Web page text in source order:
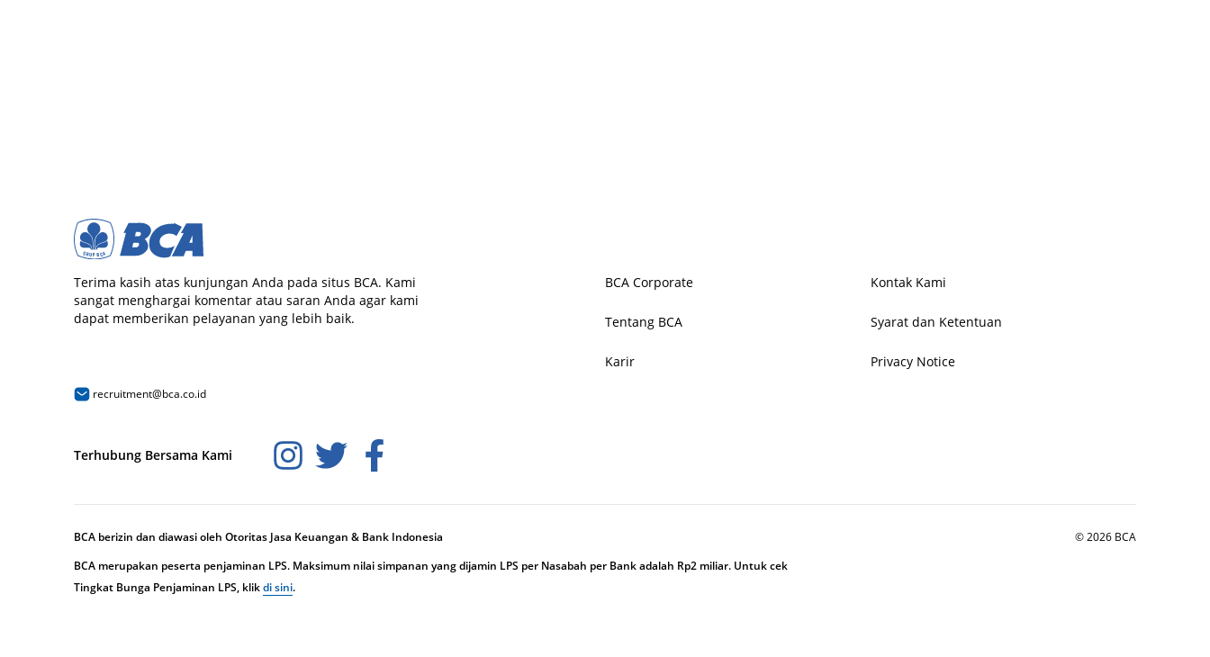
Terima kasih atas kunjungan Anda pada situs BCA. Kami
sangat menghargai komentar atau saran Anda agar kami
dapat memberikan pelayanan yang lebih baik.
BCA Corporate Kontak Kami
Tentang BCA Syarat dan Ketentuan
Karir Privacy Notice
recruitment@bca.co.id
Terhubung Bersama Kami
BCA berizin dan diawasi oleh Otoritas Jasa Keuangan & Bank Indonesia
BCA merupakan peserta penjaminan LPS. Maksimum nilai simpanan yang dijamin LPS per Nasabah per Bank adalah Rp2 miliar. Untuk cek
Tingkat Bunga Penjaminan LPS, klikdi sini.
© 2026 BCA